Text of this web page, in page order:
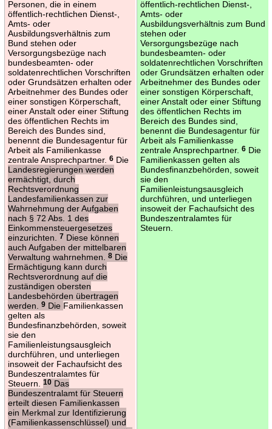
Personen, die in einem
öffentlich-rechtlichen Dienst-,
Amts- oder
Ausbildungsverhältnis zum
Bund stehen oder
Versorgungsbezüge nach
bundesbeamten- oder
soldatenrechtlichen Vorschriften
oder Grundsätzen erhalten oder
Arbeitnehmer des Bundes oder
einer sonstigen Körperschaft,
einer Anstalt oder einer Stiftung
des öffentlichen Rechts im
Bereich des Bundes sind,
benennt die Bundesagentur für
Arbeit als Familienkasse
zentrale Ansprechpartner. 6Die
Landesregierungen werden
ermächtigt, durch
Rechtsverordnung
Landesfamilienkassen zur
Wahrnehmung der Aufgaben
nach § 72 Abs. 1 des
Einkommensteuergesetzes
einzurichten.
7Diese können
auch Aufgaben der mittelbaren
Verwaltung wahrnehmen.
8Die
Ermächtigung kann durch
Rechtsverordnung auf die
zuständigen obersten
Landesbehörden übertragen
werden.
9Die Familienkassen
gelten als
Bundesfinanzbehörden, soweit
sie den
Familienleistungsausgleich
durchführen, und unterliegen
insoweit der Fachaufsicht des
Bundeszentralamtes für
Steuern.
10Das
Bundeszentralamt für Steuern
erteilt diesen Familienkassen
ein Merkmal zur Identifizierung
(Familienkassenschlüssel) und
öffentlich-rechtlichen Dienst-,
Amts- oder
Ausbildungsverhältnis zum Bund
stehen oder
Versorgungsbezüge nach
bundesbeamten- oder
soldatenrechtlichen Vorschriften
oder Grundsätzen erhalten oder
Arbeitnehmer des Bundes oder
einer sonstigen Körperschaft,
einer Anstalt oder einer Stiftung
des öffentlichen Rechts im
Bereich des Bundes sind,
benennt die Bundesagentur für
Arbeit als Familienkasse
zentrale Ansprechpartner. 6Die
Familienkassen gelten als
Bundesfinanzbehörden, soweit
sie den
Familienleistungsausgleich
durchführen, und unterliegen
insoweit der Fachaufsicht des
Bundeszentralamtes für
Steuern.